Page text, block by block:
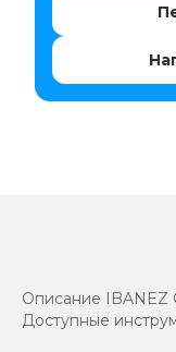
Описание IBANEZ
Доступные